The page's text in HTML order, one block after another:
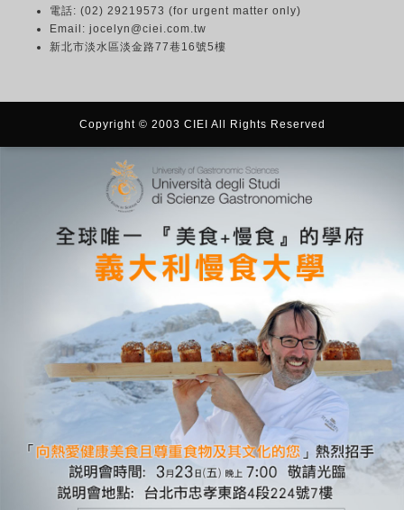
電話: (02) 29219573 (for urgent matter only)
Email: jocelyn@ciei.com.tw
新北市淡水區淡金路77巷16號5樓
Copyright © 2003 CIEI All Rights Reserved